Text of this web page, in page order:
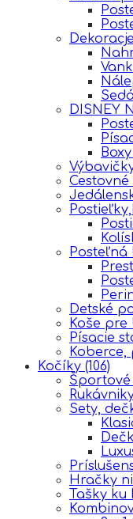
DISNEY
Posteľná
Detské
Koše
Písacie
Koberce,
Kočíky (106)
Sety,
Hračky
Tašky ku